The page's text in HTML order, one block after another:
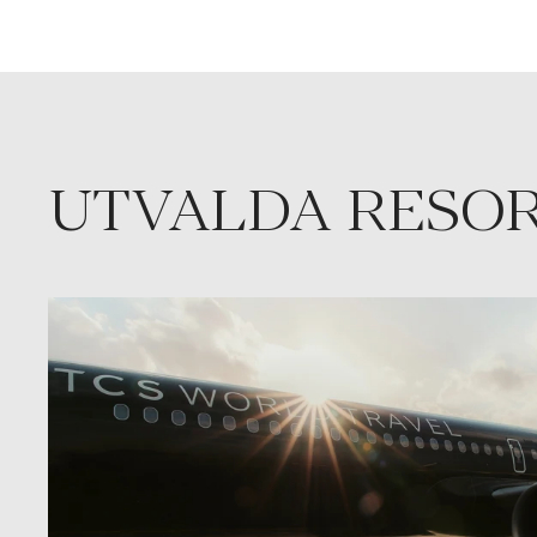
UTVALDA